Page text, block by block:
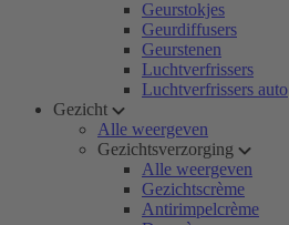
Geurstokjes
Geurdiffusers
Geurstenen
Luchtverfrissers
Luchtverfrissers auto
Gezicht
Alle weergeven
Gezichtsverzorging
Alle weergeven
Gezichtscrème
Antirimpelcrème